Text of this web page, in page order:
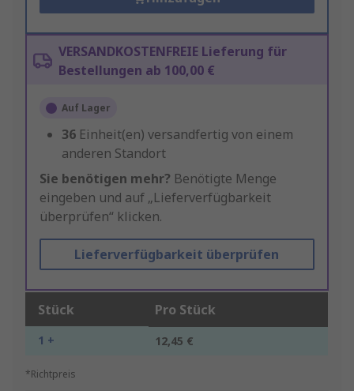
VERSANDKOSTENFREIE Lieferung für
Bestellungen ab 100,00 €
Auf Lager
36 Einheit(en) versandfertig von einem
anderen Standort
Sie benötigen mehr? Benötigte Menge
eingeben und auf „Lieferverfügbarkeit
überprüfen“ klicken.
Lieferverfügbarkeit überprüfen
Stück Pro Stück
1 + 12,45 €
*Richtpreis